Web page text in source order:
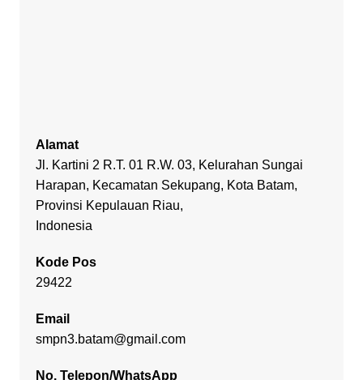
Alamat
Jl. Kartini 2 R.T. 01 R.W. 03, Kelurahan Sungai
Harapan, Kecamatan Sekupang, Kota Batam,
Provinsi Kepulauan Riau,
Indonesia
Kode Pos
29422
Email
smpn3.batam@gmail.com
No. Telepon/WhatsApp